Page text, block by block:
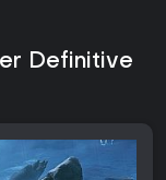
Definitive